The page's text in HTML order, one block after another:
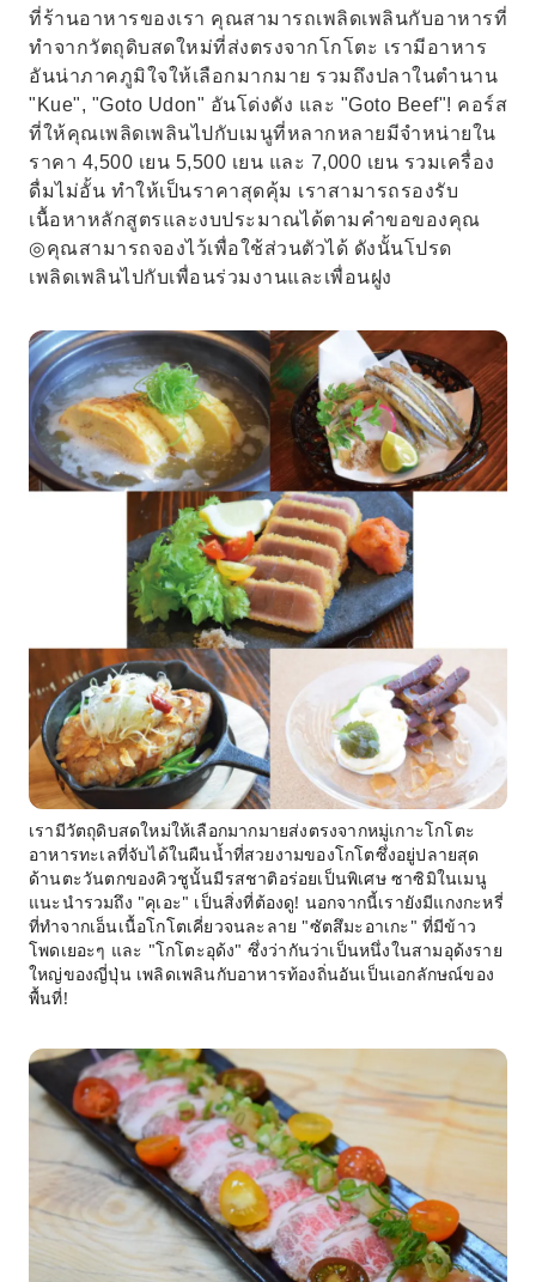
ที่ร้านอาหารของเรา คุณสามารถเพลิดเพลินกับอาหารที่
ทำจากวัตถุดิบสดใหม่ที่ส่งตรงจากโกโตะ เรามีอาหาร
อันน่าภาคภูมิใจให้เลือกมากมาย รวมถึงปลาในตำนาน
"Kue", "Goto Udon" อันโด่งดัง และ "Goto Beef"! คอร์ส
ที่ให้คุณเพลิดเพลินไปกับเมนูที่หลากหลายมีจำหน่ายใน
ราคา 4,500 เยน 5,500 เยน และ 7,000 เยน รวมเครื่อง
ดื่มไม่อั้น ทำให้เป็นราคาสุดคุ้ม เราสามารถรองรับ
เนื้อหาหลักสูตรและงบประมาณได้ตามคำขอของคุณ
◎คุณสามารถจองไว้เพื่อใช้ส่วนตัวได้ ดังนั้นโปรด
เพลิดเพลินไปกับเพื่อนร่วมงานและเพื่อนฝูง
เรามีวัตถุดิบสดใหม่ให้เลือกมากมายส่งตรงจากหมู่เกาะโกโตะ
อาหารทะเลที่จับได้ในผืนน้ำที่สวยงามของโกโตซึ่งอยู่ปลายสุด
ด้านตะวันตกของคิวชูนั้นมีรสชาติอร่อยเป็นพิเศษ ซาซิมิในเมนู
แนะนำรวมถึง "คุเอะ" เป็นสิ่งที่ต้องดู! นอกจากนี้เรายังมีแกงกะหรี่
ที่ทำจากเอ็นเนื้อโกโตเคี่ยวจนละลาย "ซัตสึมะอาเกะ" ที่มีข้าว
โพดเยอะๆ และ "โกโตะอุด้ง" ซึ่งว่ากันว่าเป็นหนึ่งในสามอุด้งราย
ใหญ่ของญี่ปุ่น เพลิดเพลินกับอาหารท้องถิ่นอันเป็นเอกลักษณ์ของ
พื้นที่!